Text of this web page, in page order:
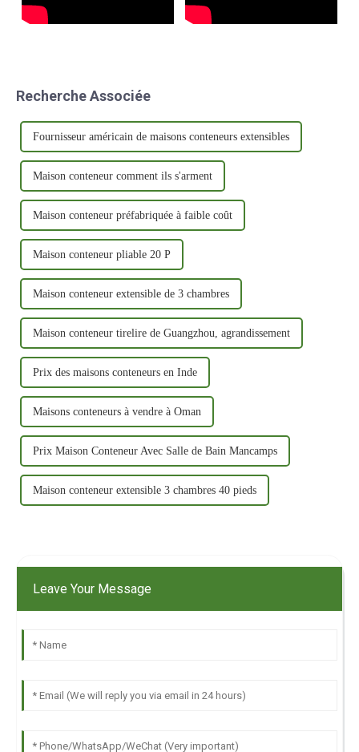
Recherche Associée
Fournisseur américain de maisons conteneurs extensibles
Maison conteneur comment ils s'arment
Maison conteneur préfabriquée à faible coût
Maison conteneur pliable 20 P
Maison conteneur extensible de 3 chambres
Maison conteneur tirelire de Guangzhou, agrandissement
Prix ​​des maisons conteneurs en Inde
Maisons conteneurs à vendre à Oman
Prix ​​Maison Conteneur Avec Salle de Bain Mancamps
Maison conteneur extensible 3 chambres 40 pieds
Leave Your Message